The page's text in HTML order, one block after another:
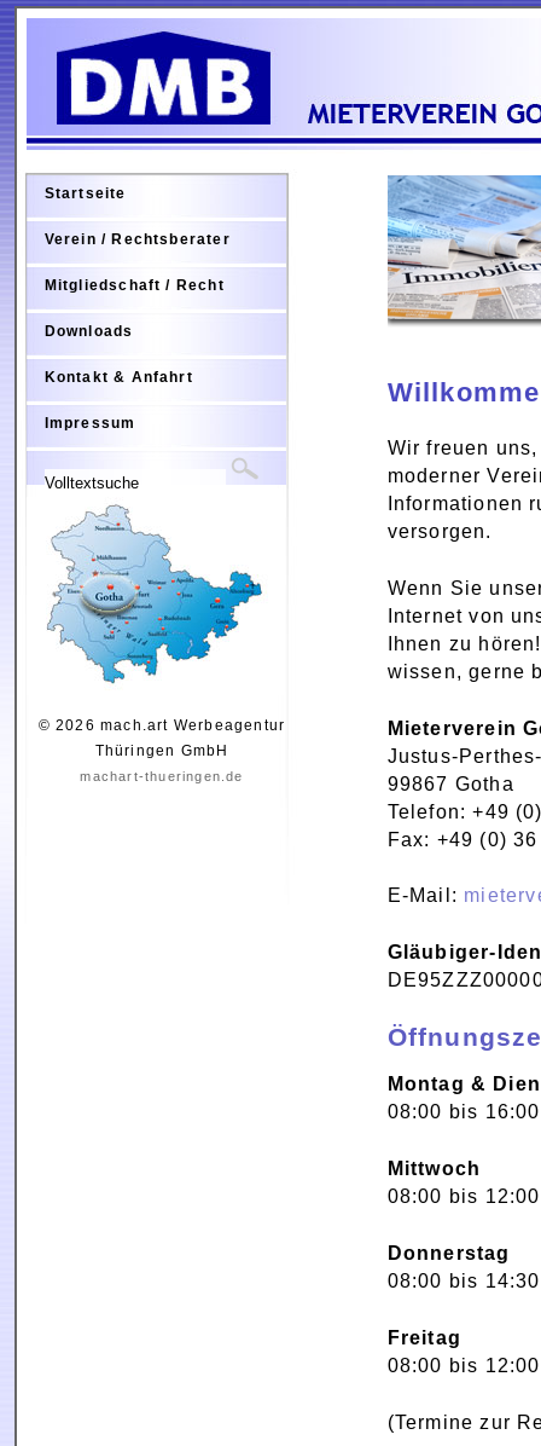
Startseite
Verein / Rechtsberater
Mitgliedschaft / Recht
Downloads
Kontakt & Anfahrt
Impressum
© 2026 mach.art Werbeagentur
Thüringen GmbH
machart-thueringen.de
Wir freuen
moderner
Informationen
versorgen.
Wenn Sie
Internet von
Ihnen zu
wissen, gerne
Mieterverein
Justus-
99867 Gotha
Telefon: +49
Fax: +49 (0)
E-Mail:
Gläubiger-
Montag &
08:00 bis
Mittwoch
08:00 bis
Donnerstag
08:00 bis
Freitag
08:00 bis
(Termine zur